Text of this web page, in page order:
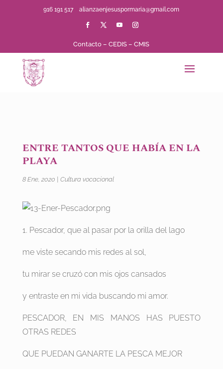
916 191 517alianzaenjesuspormaria@gmail.com
Contacto –CEDIS –CMIS
ENTRE TANTOS QUE HABÍA EN LA
PLAYA
8 Ene, 2020 Cultura vocacional
1. Pescador, que al pasar por la orilla del lago
me viste secando mis redes al sol,
tu mirar se cruzó con mis ojos cansados
y entraste en mi vida buscando mi amor.
PESCADOR, EN MIS MANOS HAS PUESTO
OTRAS REDES
QUE PUEDAN GANARTE LA PESCA MEJOR